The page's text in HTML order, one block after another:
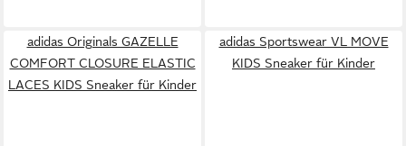
adidas Originals GAZELLE
COMFORT CLOSURE ELASTIC
LACES KIDS Sneaker für Kinder
adidas Sportswear VL MOVE
KIDS Sneaker für Kinder